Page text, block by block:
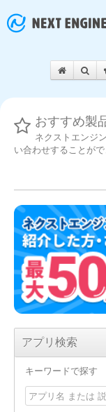
おすすめ製
ネクストエンジ
い合わせすることが
アプリ検索
キーワードで探す